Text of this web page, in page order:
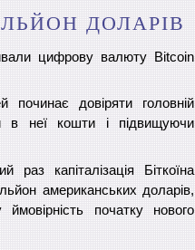
ДОЛАРІВ
цифрову валюту Bitcoin
довіряти головній
в неї кошти і підвищуючи
раз капіталізація Біткоїна
американських доларів,
початку нового